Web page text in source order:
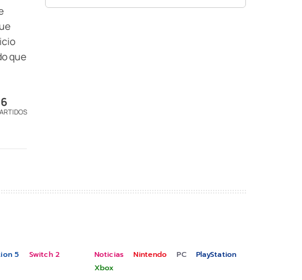
que
6
5
Switch 2
Noticias Nintendo PC
PlayStation
Xbox